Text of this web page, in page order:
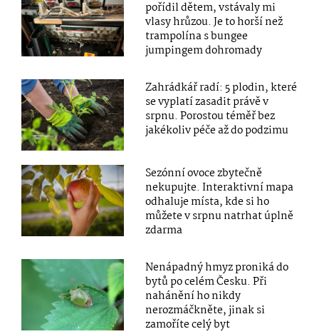
pořídil dětem, vstávaly mi
vlasy hrůzou. Je to horší než
trampolína s bungee
jumpingem dohromady
Zahrádkář radí: 5 plodin, které
se vyplatí zasadit právě v
srpnu. Porostou téměř bez
jakékoliv péče až do podzimu
Sezónní ovoce zbytečně
nekupujte. Interaktivní mapa
odhaluje místa, kde si ho
můžete v srpnu natrhat úplně
zdarma
Nenápadný hmyz proniká do
bytů po celém Česku. Při
nahánění ho nikdy
nerozmáčkněte, jinak si
zamoříte celý byt